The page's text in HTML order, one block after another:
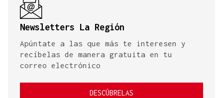
Newsletters La Región
Apúntate a las que más te interesen y
recíbelas de manera gratuita en tu
correo electrónico
DESCÚBRELAS